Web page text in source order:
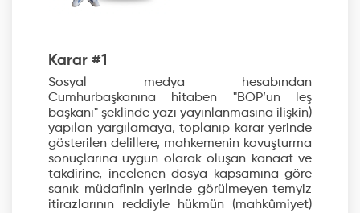
Karar #1
Sosyal medya hesabından
Cumhurbaşkanına hitaben "BOP’un leş
başkanı" şeklinde yazı yayınlanmasına ilişkin)
yapılan yargılamaya, toplanıp karar yerinde
gösterilen delillere, mahkemenin kovuşturma
sonuçlarına uygun olarak oluşan kanaat ve
takdirine, incelenen dosya kapsamına göre
sanık müdafinin yerinde görülmeyen temyiz
itirazlarının reddiyle hükmün (mahkûmiyet)